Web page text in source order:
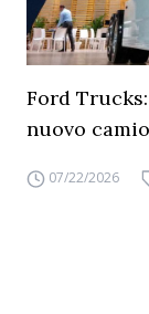
Ford
nuovo
07/22/2026